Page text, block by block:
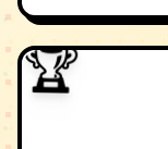
🏆